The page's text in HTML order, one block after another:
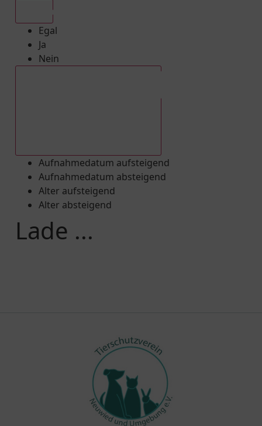
Egal
Ja
Nein
Aufnahmedatum aufsteigend
Aufnahmedatum absteigend
Alter aufsteigend
Alter absteigend
Lade ...